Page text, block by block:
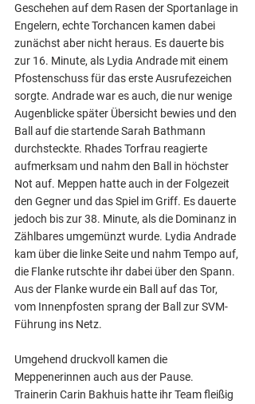
Geschehen auf dem Rasen der Sportanlage in
Engelern, echte Torchancen kamen dabei
zunächst aber nicht heraus. Es dauerte bis
zur 16. Minute, als Lydia Andrade mit einem
Pfostenschuss für das erste Ausrufezeichen
sorgte. Andrade war es auch, die nur wenige
Augenblicke später Übersicht bewies und den
Ball auf die startende Sarah Bathmann
durchsteckte. Rhades Torfrau reagierte
aufmerksam und nahm den Ball in höchster
Not auf. Meppen hatte auch in der Folgezeit
den Gegner und das Spiel im Griff. Es dauerte
jedoch bis zur 38. Minute, als die Dominanz in
Zählbares umgemünzt wurde. Lydia Andrade
kam über die linke Seite und nahm Tempo auf,
die Flanke rutschte ihr dabei über den Spann.
Aus der Flanke wurde ein Ball auf das Tor,
vom Innenpfosten sprang der Ball zur SVM-
Führung ins Netz.
Umgehend druckvoll kamen die
Meppenerinnen auch aus der Pause.
Trainerin Carin Bakhuis hatte ihr Team fleißig